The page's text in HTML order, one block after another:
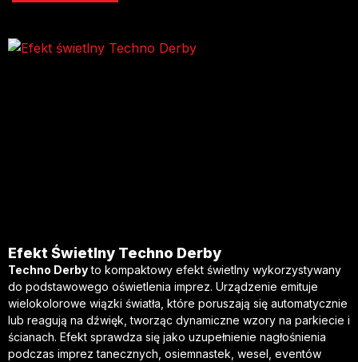
Efekt Świetlny Techno Derby
Techno Derbyto kompaktowy efekt świetlny wykorzystywany
do podstawowego oświetlenia imprez. Urządzenie emituje
wielokolorowe wiązki światła, które poruszają się automatycznie
lub reagują na dźwięk, tworząc dynamiczne wzory na parkiecie i
ścianach. Efekt sprawdza się jako uzupełnienie nagłośnienia
podczas imprez tanecznych, osiemnastek, wesel, eventów